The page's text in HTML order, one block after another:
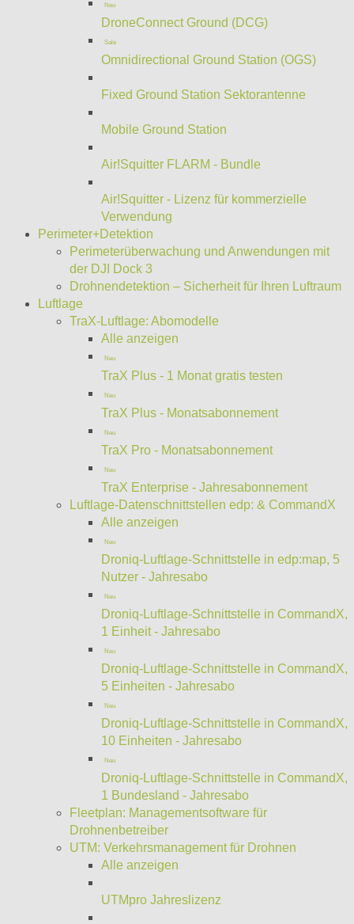
Neu
DroneConnect Ground (DCG)
Sale
Omnidirectional Ground Station (OGS)
Fixed Ground Station Sektorantenne
Mobile Ground Station
Air!Squitter FLARM - Bundle
Air!Squitter - Lizenz für kommerzielle
Verwendung
Perimeter+Detektion
Perimeterüberwachung und Anwendungen mit
der DJI Dock 3
Drohnendetektion – Sicherheit für Ihren Luftraum
Luftlage
TraX-Luftlage: Abomodelle
Alle anzeigen
Neu
TraX Plus - 1 Monat gratis testen
Neu
TraX Plus - Monatsabonnement
Neu
TraX Pro - Monatsabonnement
Neu
TraX Enterprise - Jahresabonnement
Luftlage-Datenschnittstellen edp: & CommandX
Alle anzeigen
Neu
Droniq-Luftlage-Schnittstelle in edp:map, 5
Nutzer - Jahresabo
Neu
Droniq-Luftlage-Schnittstelle in CommandX,
1 Einheit - Jahresabo
Neu
Droniq-Luftlage-Schnittstelle in CommandX,
5 Einheiten - Jahresabo
Neu
Droniq-Luftlage-Schnittstelle in CommandX,
10 Einheiten - Jahresabo
Neu
Droniq-Luftlage-Schnittstelle in CommandX,
1 Bundesland - Jahresabo
Fleetplan: Managementsoftware für
Drohnenbetreiber
UTM: Verkehrsmanagement für Drohnen
Alle anzeigen
UTMpro Jahreslizenz